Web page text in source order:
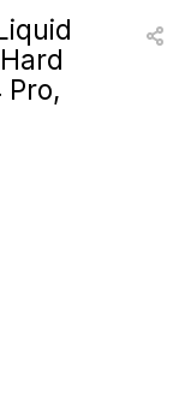
Pro,